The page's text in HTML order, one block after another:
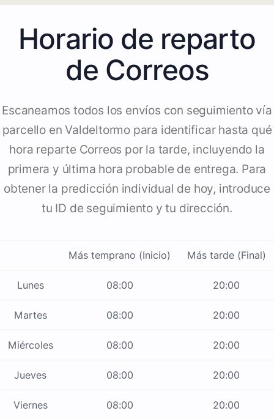
Horario de reparto
de Correos
Escaneamos todos los envíos con seguimiento vía
parcello en Valdeltormo para identificar hasta qué
hora reparte Correos por la tarde, incluyendo la
primera y última hora probable de entrega. Para
obtener la predicción individual de hoy, introduce
tu ID de seguimiento y tu dirección.
Más temprano (Inicio) Más tarde (Final)
Lunes 08:00 20:00
Martes 08:00 20:00
Miércoles 08:00 20:00
Jueves 08:00 20:00
Viernes 08:00 20:00